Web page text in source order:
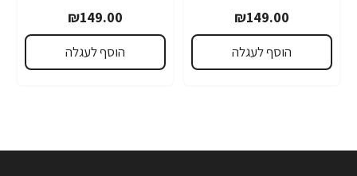
₪149.00
הוסף לעגלה
₪149.00
הוסף לעגלה